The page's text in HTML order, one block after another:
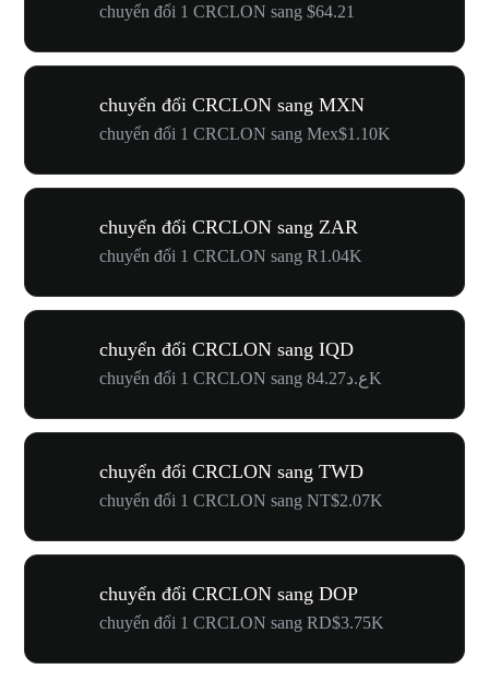
chuyển đổi 1 CRCLON sang $64.21
chuyển đổi CRCLON sang MXN
chuyển đổi 1 CRCLON sang Mex$1.10K
chuyển đổi CRCLON sang ZAR
chuyển đổi 1 CRCLON sang R1.04K
chuyển đổi CRCLON sang IQD
chuyển đổi 1 CRCLON sang ع.د84.27K
chuyển đổi CRCLON sang TWD
chuyển đổi 1 CRCLON sang NT$2.07K
chuyển đổi CRCLON sang DOP
chuyển đổi 1 CRCLON sang RD$3.75K